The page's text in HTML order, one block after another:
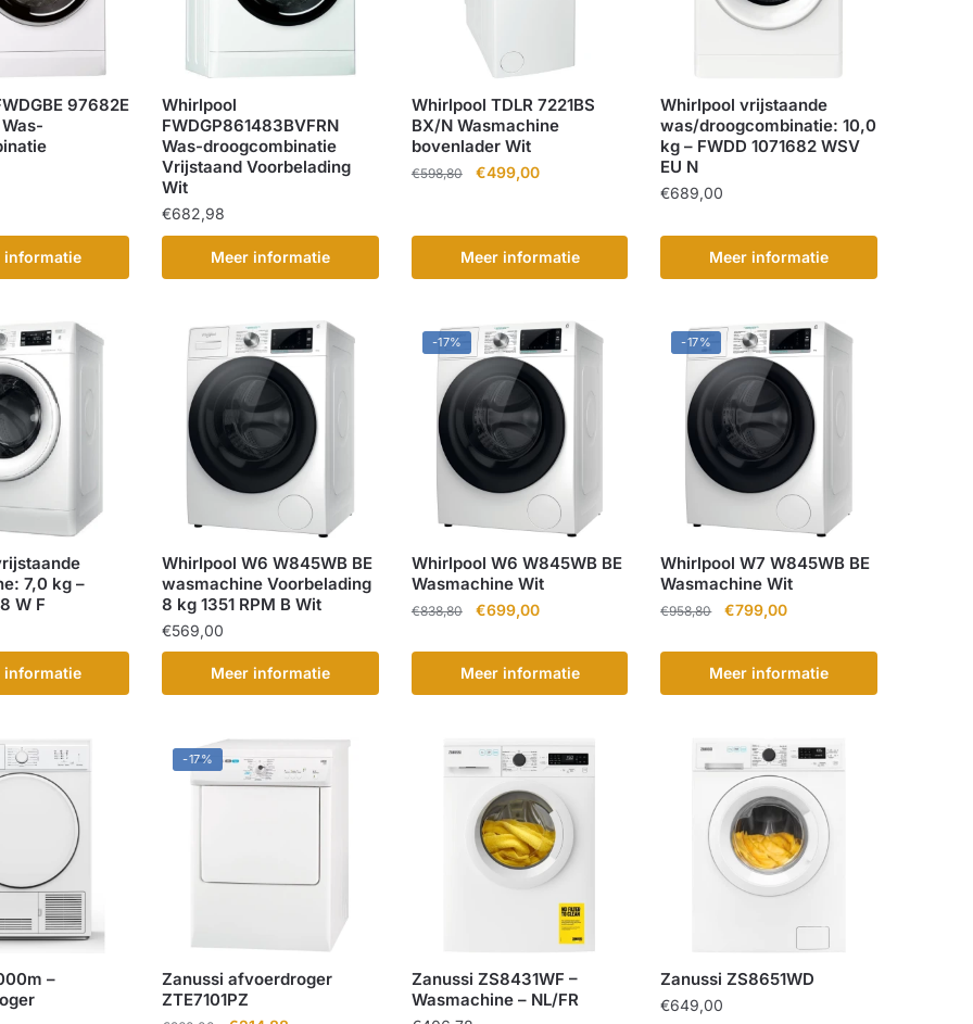
97682E
informatie
Whirlpool
FWDGP861483BVFRN
Was-droogcombinatie
Vrijstaand Voorbelading
Wit
€682,98
Meer informatie
Whirlpool TDLR 7221BS
BX/N Wasmachine
bovenlader Wit
€598,80
Oorspronkelijke
€499,00Huidige
Meer informatie
Whirlpool vrijstaande
was/droogcombinatie: 10,0
kg – FWDD 1071682 WSV
EU N
€689,00
Meer informatie
7,0 kg –
W F
informatie
Whirlpool W6 W845WB BE
wasmachine Voorbelading
8 kg 1351 RPM B Wit
€569,00
Meer informatie
-17%
Whirlpool W6 W845WB BE
Wasmachine Wit
€838,80
Oorspronkelijke
was:
€838,80.
€699,00Huidige
is:
€699,00.
Meer informatie
-17%
Whirlpool W7 W845WB BE
Wasmachine Wit
€958,80
Oorspronkelijke
was:
€958,80.
€799,00Huidige
is:
€799,00.
Meer informatie
–
-17%
Zanussi afvoerdroger
ZTE7101PZ
Zanussi ZS8431WF –
Wasmachine – NL/FR
Zanussi ZS8651WD
€649,00